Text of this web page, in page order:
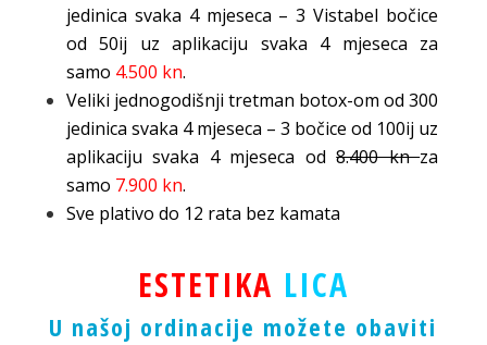
jedinica svaka 4 mjeseca – 3 Vistabel bočice
od 50ij uz aplikaciju svaka 4 mjeseca za
samo 4.500 kn.
Veliki jednogodišnji tretman botox-om od 300
jedinica svaka 4 mjeseca – 3 bočice od 100ij uz
aplikaciju svaka 4 mjeseca od8.400 knza
samo 7.900 kn.
Sve plativo do 12 rata bez kamata
ESTETIKA LICA
U našoj ordinacije možete obaviti